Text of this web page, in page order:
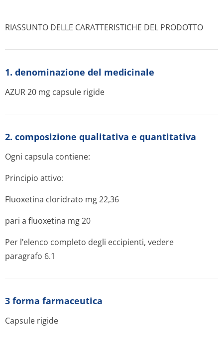
RIASSUNTO DELLE CARATTERISTICHE DEL PRODOTTO
1. denominazione del medicinale
AZUR 20 mg capsule rigide
2. composizione qualitativa e quantitativa
Ogni capsula contiene:
Principio attivo:
Fluoxetina cloridrato mg 22,36
pari a fluoxetina mg 20
Per l’elenco completo degli eccipienti, vedere
paragrafo 6.1
3 forma farmaceutica
Capsule rigide